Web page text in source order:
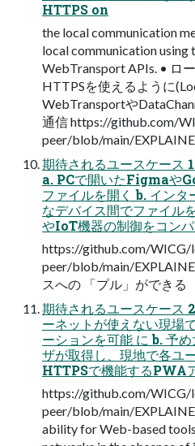
HTTPS on
the local communication
local communication using
WebTransport APIs. • ロ
HTTPSを使えるように
WebTransportや
通信 https://github.com/
peer/blob/main/
期待されるユースケース
a. PCで開いたFigmaや
ファイルを開く b. インタ
なデバイス間でファイル
やIoT機器の制御をコン
https://github.com/WICG/
peer/blob/main/
スへの 「プル」ができる
期待されるユースケース
ーネットが使えない現場
ーションを可能 に b. 予
ザが取得し、現地で各ユ
HTTPSで機能するPWA
https://github.com/WICG/
peer/blob/main/
ability for Web-based